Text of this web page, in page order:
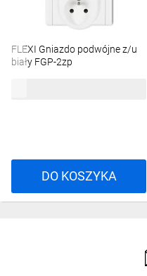
FLEXI Gniazdo podwójne z/u
biały FGP-2zp
DO KOSZYKA